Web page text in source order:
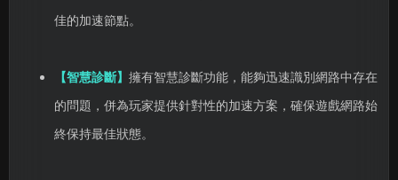
佳的加速節點。
【智慧診斷】 擁有智慧診斷功能，能夠迅速識別網路中存在
的問題，併為玩家提供針對性的加速方案，確保遊戲網路始
終保持最佳狀態。